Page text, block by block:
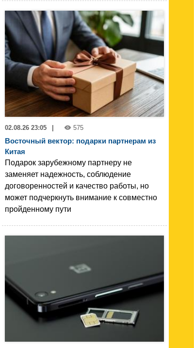
02.08.26 23:05 575
Восточный вектор: подарки партнерам из
Китая
Подарок зарубежному партнеру не
заменяет надежность, соблюдение
договоренностей и качество работы, но
может подчеркнуть внимание к совместно
пройденному пути